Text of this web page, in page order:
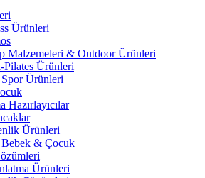
Ürünleri
Malzemeleri & Outdoor Ürünleri
Pilates Ürünleri
Ürünleri
Hazırlayıcılar
Ürünleri
& Çocuk
Ürünleri